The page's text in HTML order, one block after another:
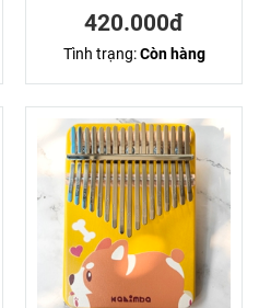
420.000đ
Tình trạng:Còn hàng